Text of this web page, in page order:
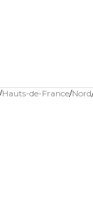
Hauts-de-France Nord